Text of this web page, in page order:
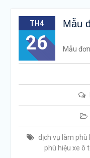
TH4
26
Mẫu
dịch vụ làm phù
phù hiệu xe ô
Mẫu